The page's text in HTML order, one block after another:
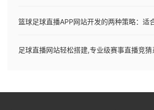
篮球足球直播APP网站开发的两种策略：适
足球直播网站轻松搭建,专业级赛事直播竞